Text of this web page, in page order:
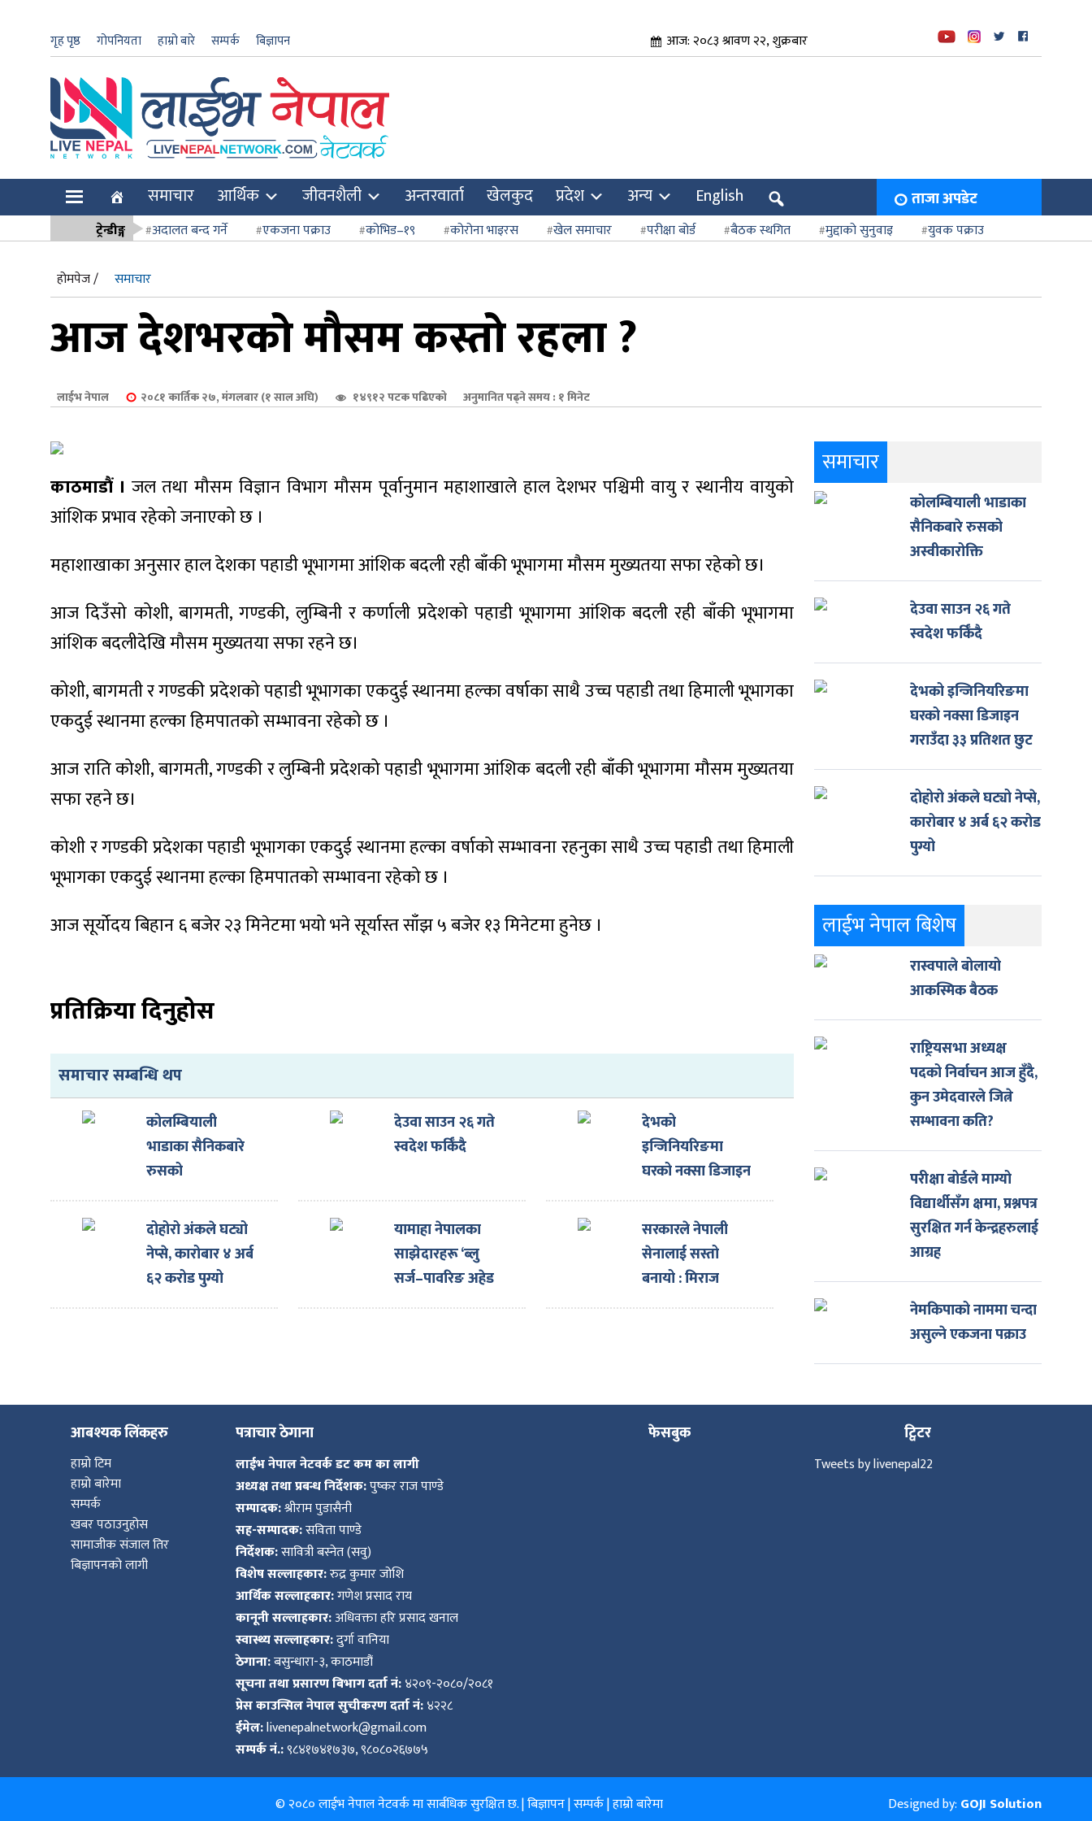
गृह पृष्ठ गोपनियता हाम्रो बारे सम्पर्क बिज्ञापन आज: २०८३ श्रावण २२, शुक्रबार
समाचार आर्थिक जीवनशैली अन्तरवार्ता खेलकुद प्रदेश अन्य English ताजा अपडेट
ट्रेन्डीङ्ग अदालत बन्द गर्ने एकजना पक्राउ कोभिड–१९ कोरोना भाइरस खेल समाचार परीक्षा बोर्ड बैठक स्थगित मुद्दाको सुनुवाइ
युवक पक्राउ
होमपेज /
समाचार
आज देशभरको मौसम कस्तो रहला ?
लाईभ नेपाल २०८१ कार्तिक २७, मंगलबार (१ साल अघि) १४९१२ पटक पढिएको अनुमानित पढ्ने समय : १ मिनेट
काठमाडौं । जल तथा मौसम विज्ञान विभाग मौसम पूर्वानुमान महाशाखाले हाल देशभर पश्चिमी वायु र स्थानीय वायुको
आंशिक प्रभाव रहेको जनाएको छ ।
महाशाखाका अनुसार हाल देशका पहाडी भूभागमा आंशिक बदली रही बाँकी भूभागमा मौसम मुख्यतया सफा रहेको छ।
आज दिउँसो कोशी, बागमती, गण्डकी, लुम्बिनी र कर्णाली प्रदेशको पहाडी भूभागमा आंशिक बदली रही बाँकी भूभागमा
आंशिक बदलीदेखि मौसम मुख्यतया सफा रहने छ।
कोशी, बागमती र गण्डकी प्रदेशको पहाडी भूभागका एकदुई स्थानमा हल्का वर्षाका साथै उच्च पहाडी तथा हिमाली भूभागका
एकदुई स्थानमा हल्का हिमपातको सम्भावना रहेको छ ।
आज राति कोशी, बागमती, गण्डकी र लुम्बिनी प्रदेशको पहाडी भूभागमा आंशिक बदली रही बाँकी भूभागमा मौसम मुख्यतया
सफा रहने छ।
कोशी र गण्डकी प्रदेशका पहाडी भूभागका एकदुई स्थानमा हल्का वर्षाको सम्भावना रहनुका साथै उच्च पहाडी तथा हिमाली
भूभागका एकदुई स्थानमा हल्का हिमपातको सम्भावना रहेको छ ।
आज सूर्योदय बिहान ६ बजेर २३ मिनेटमा भयो भने सूर्यास्त साँझ ५ बजेर १३ मिनेटमा हुनेछ ।
प्रतिक्रिया दिनुहोस
समाचार सम्बन्धि थप
कोलम्बियाली
भाडाका सैनिकबारे
रुसको
अस्वीकारोक्ति
देउवा साउन २६ गते
स्वदेश फर्किँदै
देभको
इन्जिनियरिङमा
घरको नक्सा डिजाइन
गराउँदा ३३ प्रतिशत
छुट
दोहोरो अंकले घट्यो
नेप्से, कारोबार ४ अर्ब
६२ करोड पुग्यो
यामाहा नेपालका
साझेदारहरू ‘ब्लु
सर्ज–पावरिङ अहेड
टुगेदर पार्टनर्स मिट’
सरकारले नेपाली
सेनालाई सस्तो
बनायो : मिराज
ढुंगाना
समाचार
कोलम्बियाली भाडाका
सैनिकबारे रुसको
अस्वीकारोक्ति
देउवा साउन २६ गते
स्वदेश फर्किँदै
देभको इन्जिनियरिङमा
घरको नक्सा डिजाइन
गराउँदा ३३ प्रतिशत छुट
दोहोरो अंकले घट्यो नेप्से,
कारोबार ४ अर्ब ६२ करोड
पुग्यो
लाईभ नेपाल बिशेष
रास्वपाले बोलायो
आकस्मिक बैठक
राष्ट्रियसभा अध्यक्ष
पदको निर्वाचन आज हुँदै,
कुन उमेदवारले जित्ने
सम्भावना कति?
परीक्षा बोर्डले माग्यो
विद्यार्थीसँग क्षमा, प्रश्नपत्र
सुरक्षित गर्न केन्द्रहरुलाई
आग्रह
नेमकिपाको नाममा चन्दा
असुल्ने एकजना पक्राउ
आबश्यक लिंकहरु
हाम्रो टिम
हाम्रो बारेमा
सम्पर्क
खबर पठाउनुहोस
सामाजीक संजाल तिर
बिज्ञापनको लागी
पत्राचार ठेगाना
लाईभ नेपाल नेटवर्क डट कम का लागी
अध्यक्ष तथा प्रबन्ध निर्देशक:पुष्कर राज पाण्डे
सम्पादक:श्रीराम पुडासैनी
सह-सम्पादक:सविता पाण्डे
निर्देशक:सावित्री बस्नेत (सवु)
विशेष सल्लाहकार:रुद्र कुमार जोशि
आर्थिक सल्लाहकार:गणेश प्रसाद राय
कानूनी सल्लाहकार:अधिवक्ता हरि प्रसाद खनाल
स्वास्थ्य सल्लाहकार:दुर्गा वानिया
ठेगाना:बसुन्धारा-३, काठमाडौं
सूचना तथा प्रसारण बिभाग दर्ता नं:४२०९-२०८०/२०८१
प्रेस काउन्सिल नेपाल सुचीकरण दर्ता नं:४२२८
ईमेल:livenepalnetwork@gmail.com
सम्पर्क नं.:९८४१७४१७३७, ९८०८०२६७७५
फेसबुक ट्विटर
Tweets by livenepal22
© २०८० लाईभ नेपाल नेटवर्क मा सार्बधिक सुरक्षित छ. |बिज्ञापन|सम्पर्क|हाम्रो बारेमा Designed by: GOJI Solution